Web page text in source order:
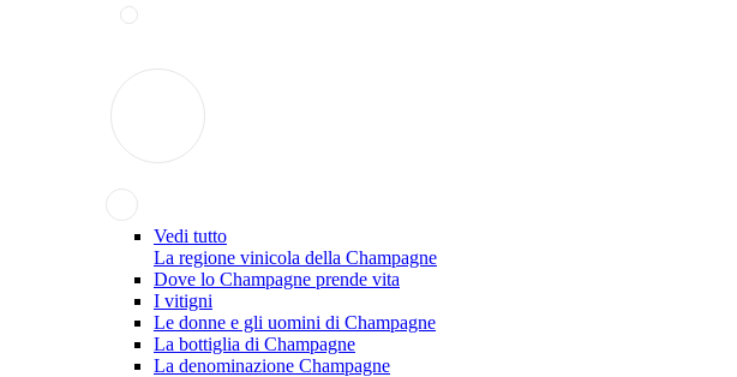
Vedi tutto
La regione vinicola della Champagne
Dove lo Champagne prende vita
I vitigni
Le donne e gli uomini di Champagne
La bottiglia di Champagne
La denominazione Champagne